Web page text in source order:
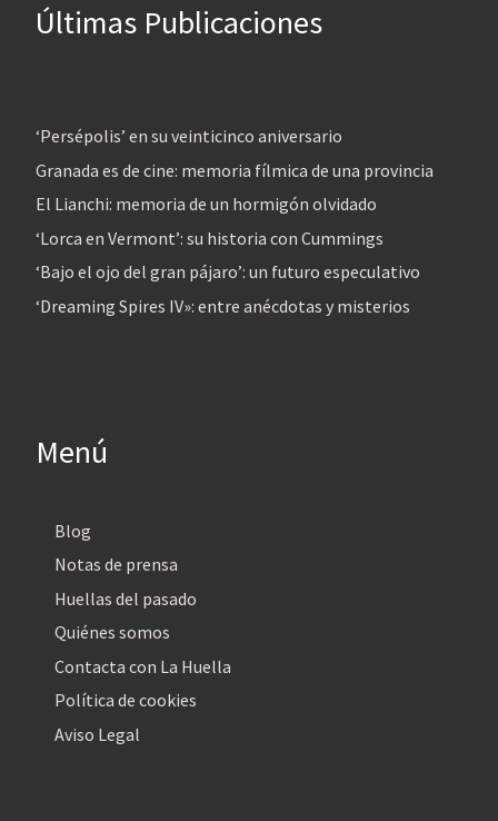
Últimas Publicaciones
‘Persépolis’ en su veinticinco aniversario
Granada es de cine: memoria fílmica de una provincia
El Lianchi: memoria de un hormigón olvidado
‘Lorca en Vermont’: su historia con Cummings
‘Bajo el ojo del gran pájaro’: un futuro especulativo
‘Dreaming Spires IV»: entre anécdotas y misterios
Menú
Blog
Notas de prensa
Huellas del pasado
Quiénes somos
Contacta con La Huella
Política de cookies
Aviso Legal